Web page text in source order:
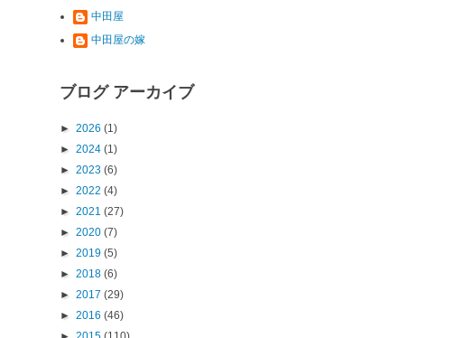
中田屋
中田屋の嫁
ブログ アーカイブ
► 2026 (1)
► 2024 (1)
► 2023 (6)
► 2022 (4)
► 2021 (27)
► 2020 (7)
► 2019 (5)
► 2018 (6)
► 2017 (29)
► 2016 (46)